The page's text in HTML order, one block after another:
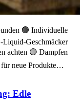
🟢 Individuelle
Liquid-Geschmäcker
achten 🟣 Dampfen
für neue Produkte…
Edle